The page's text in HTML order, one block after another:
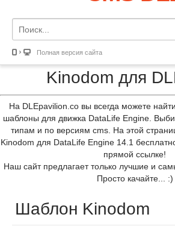
Полная версия сайта
Kinodom для
На DLEpavilion.co вы всегда можете
шаблоны для движка DataLife Engine.
типам и по версиям cms. На этой
Kinodom для DataLife Engine 14.1
прямой ссылке!
Наш сайт предлагает только лучшие и
Просто качайте... :)
Шаблон Kinodom